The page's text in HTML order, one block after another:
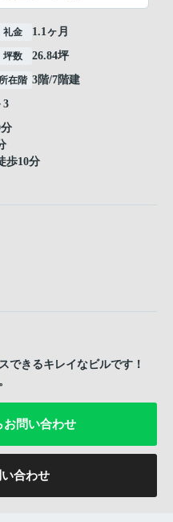
礼金 1.1ヶ月
坪数 26.84坪
所在階 3階/7階建
3
歩10分
できるキレイなビルです！
問い合わせ
合わせ